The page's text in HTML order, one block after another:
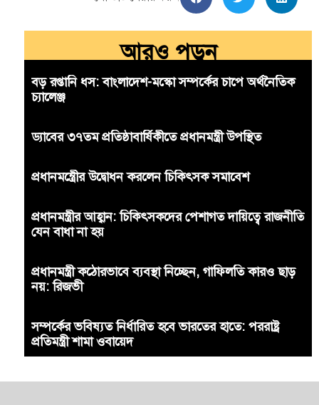
আরও পড়ুন
বড় রপ্তানি ধস: বাংলাদেশ-মস্কো সম্পর্কের চাপে অর্থনৈতিক
চ্যালেঞ্জ
ড্যাবের ৩৭তম প্রতিষ্ঠাবার্ষিকীতে প্রধানমন্ত্রী উপস্থিত
প্রধানমন্ত্রীের উদ্বোধন করলেন চিকিৎসক সমাবেশ
প্রধানমন্ত্রীর আহ্বান: চিকিৎসকদের পেশাগত দায়িত্বে রাজনীতি
যেন বাধা না হয়
প্রধানমন্ত্রী কঠোরভাবে ব্যবস্থা নিচ্ছেন, গাফিলতি কারও ছাড়
নয়: রিজভী
সম্পর্কের ভবিষ্যত নির্ধারিত হবে ভারতের হাতে: পররাষ্ট্র
প্রতিমন্ত্রী শামা ওবায়েদ